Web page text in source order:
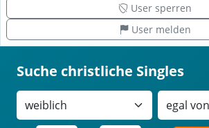
User sperren
User melden
Suche christliche Singles